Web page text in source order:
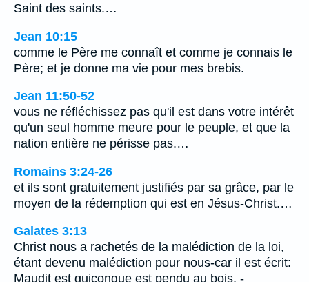
Saint des saints.…
Jean 10:15
comme le Père me connaît et comme je connais le
Père; et je donne ma vie pour mes brebis.
Jean 11:50-52
vous ne réfléchissez pas qu'il est dans votre intérêt
qu'un seul homme meure pour le peuple, et que la
nation entière ne périsse pas.…
Romains 3:24-26
et ils sont gratuitement justifiés par sa grâce, par le
moyen de la rédemption qui est en Jésus-Christ.…
Galates 3:13
Christ nous a rachetés de la malédiction de la loi,
étant devenu malédiction pour nous-car il est écrit:
Maudit est quiconque est pendu au bois, -